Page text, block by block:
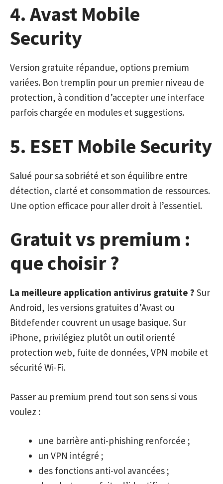
4. Avast Mobile
Security
Version gratuite répandue, options premium
variées. Bon tremplin pour un premier niveau de
protection, à condition d’accepter une interface
parfois chargée en modules et suggestions.
5. ESET Mobile Security
Salué pour sa sobriété et son équilibre entre
détection, clarté et consommation de ressources.
Une option efficace pour aller droit à l’essentiel.
Gratuit vs premium :
que choisir ?
La meilleure application antivirus gratuite ? Sur
Android, les versions gratuites d’Avast ou
Bitdefender couvrent un usage basique. Sur
iPhone, privilégiez plutôt un outil orienté
protection web, fuite de données, VPN mobile et
sécurité Wi-Fi.
Passer au premium prend tout son sens si vous
voulez :
une barrière anti-phishing renforcée ;
un VPN intégré ;
des fonctions anti-vol avancées ;